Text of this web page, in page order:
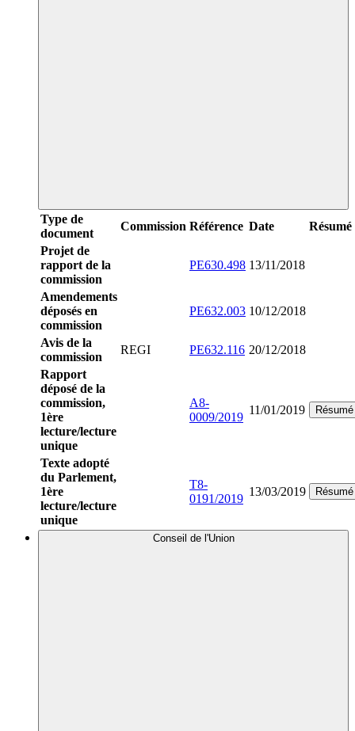
Type de
document
Commission Référence Date
Résumé
Projet de
rapport de la
commission
PE630.498 13/11/2018
Amendements
déposés en
commission
PE632.003 10/12/2018
Avis de la
commission
REGI PE632.116 20/12/2018
Rapport
déposé de la
commission,
1ère
lecture/lecture
unique
A8-
0009/2019
11/01/2019 Résumé
Texte adopté
du Parlement,
1ère
lecture/lecture
unique
T8-
0191/2019
13/03/2019 Résumé
Conseil de l'Union